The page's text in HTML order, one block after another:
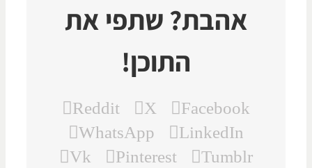
אהבת? שתפי את
התוכן!
Facebook
X
Reddit
LinkedIn
WhatsApp
Tumblr
Pinterest
Vk